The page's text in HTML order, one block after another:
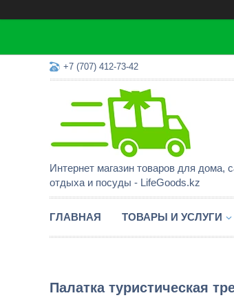
+7 (707) 412-73-42
Интернет магазин товаров для дома,
отдыха и посуды - LifeGoods.kz
ГЛАВНАЯ ТОВАРЫ И УСЛУГИ
Палатка туристическая